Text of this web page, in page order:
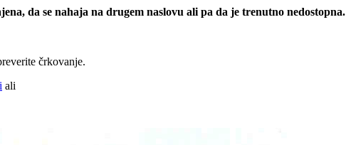
da se nahaja na drugem naslovu ali pa da je trenutno nedostopna.
črkovanje.
ali